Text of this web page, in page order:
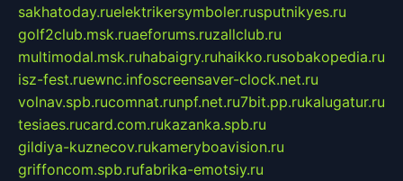
sakhatoday.ruelektrikersymboler.rusputnikyes.ru
golf2club.msk.ruaeforums.ruzallclub.ru
multimodal.msk.ruhabaigry.ruhaikko.rusobakopedia.ru
isz-fest.ruewnc.infoscreensaver-clock.net.ru
volnav.spb.rucomnat.runpf.net.ru7bit.pp.rukalugatur.ru
tesiaes.rucard.com.rukazanka.spb.ru
gildiya-kuznecov.rukameryboavision.ru
griffoncom.spb.rufabrika-emotsiy.ru